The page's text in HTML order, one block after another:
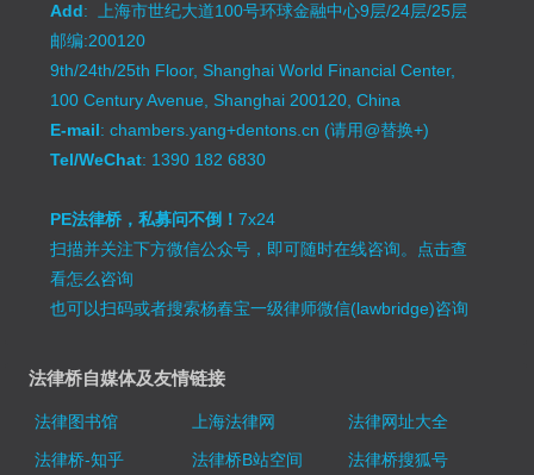
Add: 上海市世纪大道100号环球金融中心9层/24层/25层
邮编:200120
9th/24th/25th Floor, Shanghai World Financial Center,
100 Century Avenue, Shanghai 200120, China
E-mail: chambers.yang+dentons.cn (请用@替换+)
Tel/WeChat: 1390 182 6830
PE法律桥，私募问不倒！7x24
扫描并关注下方微信公众号，即可随时在线咨询。 点击查
看怎么咨询
也可以扫码或者搜索杨春宝一级律师微信(lawbridge)咨询
法律桥自媒体及友情链接
法律图书馆 上海法律网
法律网址大全
法律桥-知乎
法律桥B站空间
法律桥搜狐号